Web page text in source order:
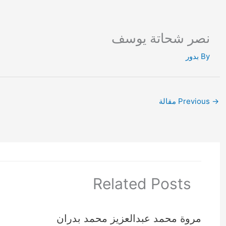
نصر شحاتة يوسف
By بدور
→
Related Posts
مروة محمد عبدالعزيز محمد بدران